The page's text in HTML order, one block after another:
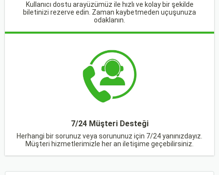
Kullanıcı dostu arayüzümüz ile hızlı ve kolay bir şekilde
biletinizi rezerve edin. Zaman kaybetmeden uçuşunuza
odaklanın.
7/24 Müşteri Desteği
Herhangi bir sorunuz veya sorununuz için 7/24 yanınızdayız.
Müşteri hizmetlerimizle her an iletişime geçebilirsiniz.